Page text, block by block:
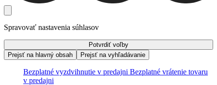
Spravovať nastavenia súhlasov
Potvrdiť voľby
Prejsť na hlavný obsah
Prejsť na vyhľadávanie
Bezplatné vyzdvihnutie v predajni Bezplatné vrátenie tovaru
v predajni